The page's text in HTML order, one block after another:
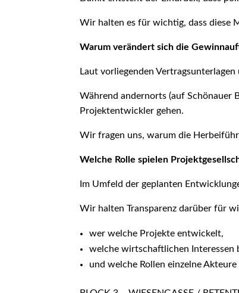
Wir halten es für wichtig, dass diese
Warum verändert sich die
Laut vorliegenden
Während andernorts (auf Schönauer
Projektentwickler gehen.
Wir fragen uns, warum die
Welche Rolle spielen
Im Umfeld der geplanten
Wir halten Transparenz darüber für
wer welche Projekte entwickelt,
welche wirtschaftlichen Interessen
und welche Rollen einzelne